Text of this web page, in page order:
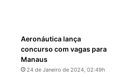
Aeronáutica lança
concurso com vagas para
Manaus
24 de Janeiro de 2024, 02:49h